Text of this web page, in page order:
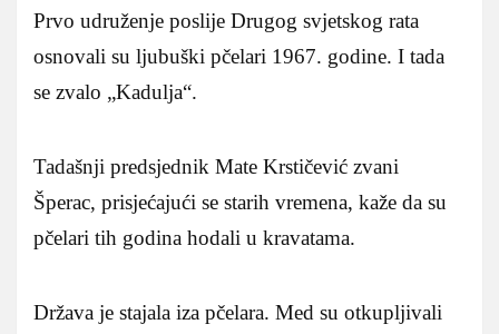
Prvo udruženje poslije Drugog svjetskog rata
osnovali su ljubuški pčelari 1967. godine. I tada
se zvalo „Kadulja“.
Tadašnji predsjednik Mate Krstičević zvani
Šperac, prisjećajući se starih vremena, kaže da su
pčelari tih godina hodali u kravatama.
Država je stajala iza pčelara. Med su otkupljivali